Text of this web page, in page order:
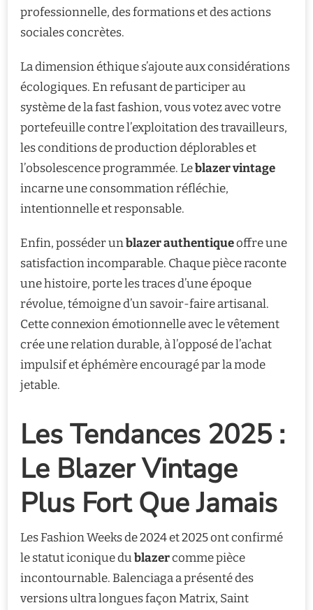
professionnelle, des formations et des actions
sociales concrètes.
La dimension éthique s’ajoute aux considérations
écologiques. En refusant de participer au
système de la fast fashion, vous votez avec votre
portefeuille contre l’exploitation des travailleurs,
les conditions de production déplorables et
l’obsolescence programmée. Leblazer vintage
incarne une consommation réfléchie,
intentionnelle et responsable.
Enfin, posséder unblazer authentiqueoffre une
satisfaction incomparable. Chaque pièce raconte
une histoire, porte les traces d’une époque
révolue, témoigne d’un savoir-faire artisanal.
Cette connexion émotionnelle avec le vêtement
crée une relation durable, à l’opposé de l’achat
impulsif et éphémère encouragé par la mode
jetable.
Les Tendances 2025 :
Le Blazer Vintage
Plus Fort Que Jamais
Les Fashion Weeks de 2024 et 2025 ont confirmé
le statut iconique dublazercomme pièce
incontournable. Balenciaga a présenté des
versions ultra longues façon Matrix, Saint